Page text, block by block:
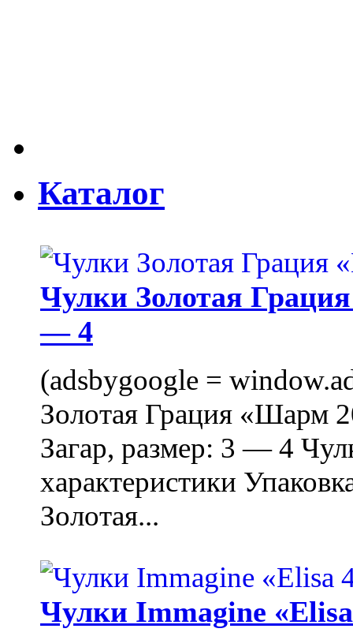
Каталог
Чулки Золотая
— 4
(adsbygoogle =
Золотая Грация «Шарм
Загар, размер: 3 — 4
характеристики
Золотая...
Чулки Immagine